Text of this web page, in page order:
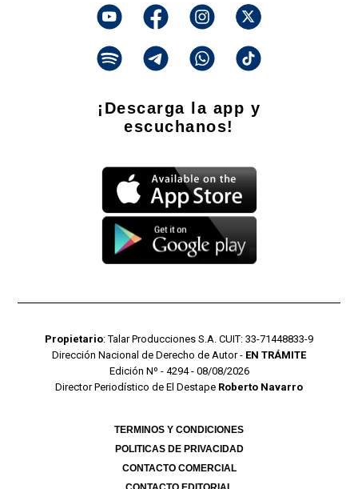
¡Descarga la app y
escuchanos!
Propietario: Talar Producciones S.A. CUIT: 33-71448833-9
Dirección Nacional de Derecho de Autor - EN TRÁMITE
Edición Nº - 4294 - 08/08/2026
Director Periodístico de El Destape Roberto Navarro
TERMINOS Y CONDICIONES
POLITICAS DE PRIVACIDAD
CONTACTO COMERCIAL